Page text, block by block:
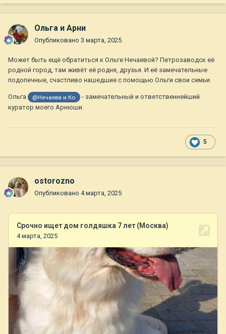
Ольга и Арни
Опубликовано 3 марта, 2025
Может быть ещё обратиться к Ольге Нечаевой? Петрозаводск её
родной город, там живёт её родня, друзья. И её замечательные
подопечные, счастливо нашедшие с помощью Ольги свои семьи.
Ольга @Нечаева и Ко
- замечательный и ответственнейший
куратор моего Арнюши.
5
ostorozno
Опубликовано 4 марта, 2025